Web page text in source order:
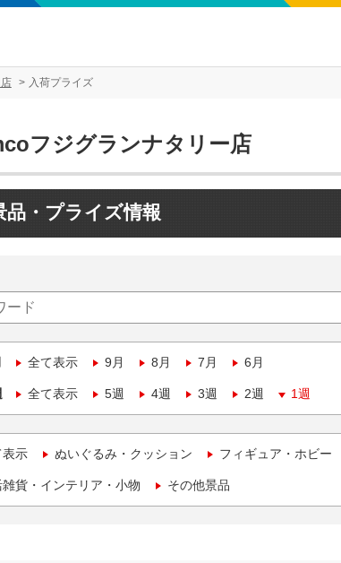
入荷プライズ
フジグランナタリー店
品・プライズ情報
全て表示 9月 8月 7月 6月
全て表示 5週 4週 3週 2週 1週
表示 ぬいぐるみ・クッション フィギュア・ホビー
貨・インテリア・小物 その他景品